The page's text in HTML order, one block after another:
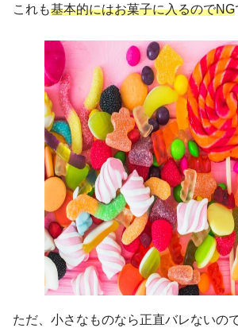
これも基本的にはお菓子に入るのでNG
ただ、小さなものなら正直バレないの